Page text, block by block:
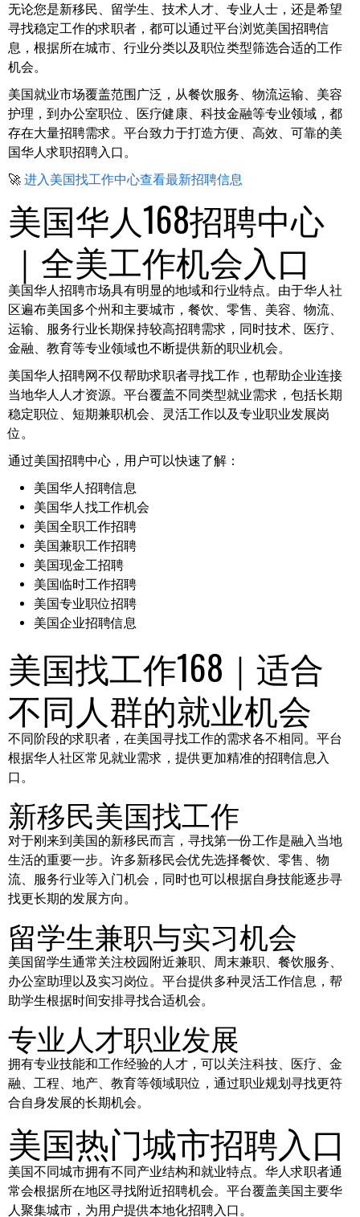
无论您是新移民、留学生、技术人才、专业人士，还是希望
寻找稳定工作的求职者，都可以通过平台浏览美国招聘信
息，根据所在城市、行业分类以及职位类型筛选合适的工作
机会。
美国就业市场覆盖范围广泛，从餐饮服务、物流运输、美容
护理，到办公室职位、医疗健康、科技金融等专业领域，都
存在大量招聘需求。平台致力于打造方便、高效、可靠的美
国华人求职招聘入口。
🚀 进入美国找工作中心查看最新招聘信息
美国华人168招聘中心
｜全美工作机会入口
美国华人招聘市场具有明显的地域和行业特点。由于华人社
区遍布美国多个州和主要城市，餐饮、零售、美容、物流、
运输、服务行业长期保持较高招聘需求，同时技术、医疗、
金融、教育等专业领域也不断提供新的职业机会。
美国华人招聘网不仅帮助求职者寻找工作，也帮助企业连接
当地华人人才资源。平台覆盖不同类型就业需求，包括长期
稳定职位、短期兼职机会、灵活工作以及专业职业发展岗
位。
通过美国招聘中心，用户可以快速了解：
美国华人招聘信息
美国华人找工作机会
美国全职工作招聘
美国兼职工作招聘
美国现金工招聘
美国临时工作招聘
美国专业职位招聘
美国企业招聘信息
美国找工作168｜适合
不同人群的就业机会
不同阶段的求职者，在美国寻找工作的需求各不相同。平台
根据华人社区常见就业需求，提供更加精准的招聘信息入
口。
新移民美国找工作
对于刚来到美国的新移民而言，寻找第一份工作是融入当地
生活的重要一步。许多新移民会优先选择餐饮、零售、物
流、服务行业等入门机会，同时也可以根据自身技能逐步寻
找更长期的发展方向。
留学生兼职与实习机会
美国留学生通常关注校园附近兼职、周末兼职、餐饮服务、
办公室助理以及实习岗位。平台提供多种灵活工作信息，帮
助学生根据时间安排寻找合适机会。
专业人才职业发展
拥有专业技能和工作经验的人才，可以关注科技、医疗、金
融、工程、地产、教育等领域职位，通过职业规划寻找更符
合自身发展的长期机会。
美国热门城市招聘入口
美国不同城市拥有不同产业结构和就业特点。华人求职者通
常会根据所在地区寻找附近招聘机会。平台覆盖美国主要华
人聚集城市，为用户提供本地化招聘入口。